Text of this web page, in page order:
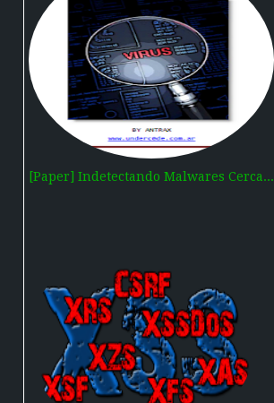
[Paper] Indetectando Malwares Cerca...